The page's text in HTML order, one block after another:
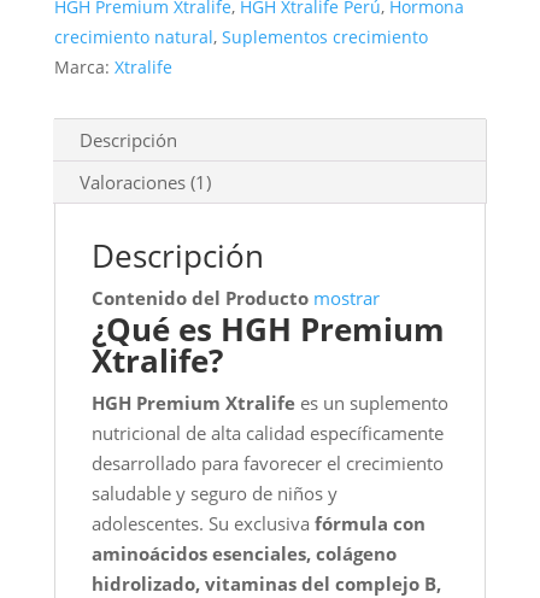
HGH Premium Xtralife, HGH Xtralife Perú, Hormona
crecimiento natural, Suplementos crecimiento
Marca: Xtralife
Descripción
Valoraciones (1)
Descripción
Contenido del Producto mostrar
¿Qué es HGH Premium
Xtralife?
HGH Premium Xtralifees un suplemento
nutricional de alta calidad específicamente
desarrollado para favorecer el crecimiento
saludable y seguro de niños y
adolescentes. Su exclusiva fórmula con
aminoácidos esenciales, colágeno
hidrolizado, vitaminas del complejo B,